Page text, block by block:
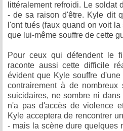
littéralement refroidi. Le soldat
- de sa raison d'être. Kyle dit
l'ont tués (faux quand on voit
que lui-même souffre de cette
Pour ceux qui défendent le
raconte aussi cette difficile
évident que Kyle souffre
contrairement à de
suicidaires, ne sombre ni
n'a pas d'accès de violence
Kyle acceptera de rencontrer
- mais la scène dure quelques